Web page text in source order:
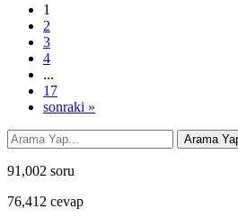
1
2
3
4
...
17
sonraki »
91,002 soru
76,412 cevap